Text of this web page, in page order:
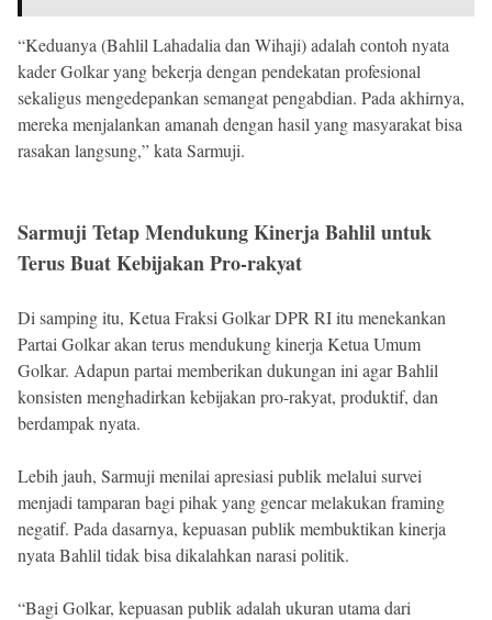
“Keduanya (Bahlil Lahadalia dan Wihaji) adalah contoh nyata
kader Golkar yang bekerja dengan pendekatan profesional
sekaligus mengedepankan semangat pengabdian. Pada akhirnya,
mereka menjalankan amanah dengan hasil yang masyarakat bisa
rasakan langsung,” kata Sarmuji.
Sarmuji Tetap Mendukung Kinerja Bahlil untuk
Terus Buat Kebijakan Pro-rakyat
Di samping itu, Ketua Fraksi Golkar DPR RI itu menekankan
Partai Golkar akan terus mendukung kinerja Ketua Umum
Golkar. Adapun partai memberikan dukungan ini agar Bahlil
konsisten menghadirkan kebijakan pro-rakyat, produktif, dan
berdampak nyata.
Lebih jauh, Sarmuji menilai apresiasi publik melalui survei
menjadi tamparan bagi pihak yang gencar melakukan framing
negatif. Pada dasarnya, kepuasan publik membuktikan kinerja
nyata Bahlil tidak bisa dikalahkan narasi politik.
“Bagi Golkar, kepuasan publik adalah ukuran utama dari